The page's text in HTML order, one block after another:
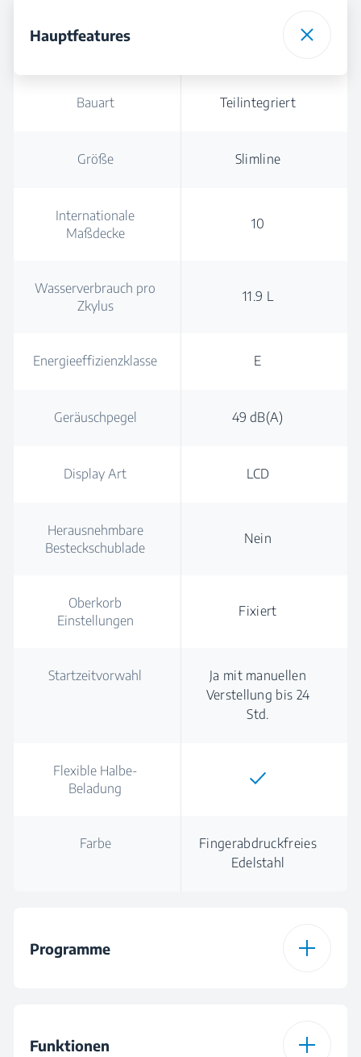
Hauptfeatures
Bauart Teilintegriert
Größe Slimline
Internationale
Maßdecke
10
Wasserverbrauch pro
Zkylus
11.9 L
Energieeffizienzklasse E
Geräuschpegel 49 dB(A)
Display Art LCD
Herausnehmbare
Besteckschublade
Nein
Oberkorb
Einstellungen
Fixiert
Startzeitvorwahl
Ja mit manuellen
Verstellung bis 24
Std.
Flexible Halbe-
Beladung
Farbe
Fingerabdruckfreies
Edelstahl
Programme
Funktionen